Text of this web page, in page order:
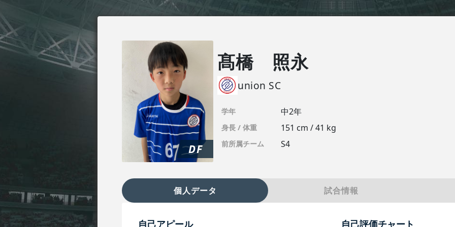
DF
髙橋 照永
union SC
学年 中2年
身長 / 体重 151 cm / 41 kg
前所属チーム S4
個人データ 試合情報
自己アピール 自己評価チャート